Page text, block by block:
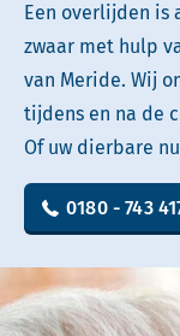
Een overlijden is
zwaar met hulp
van Meride. Wij
tijdens en na de
Of uw dierbare
0180 - 743